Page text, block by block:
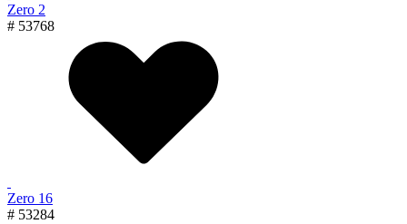
Zero 2
# 53768
Zero 16
# 53284